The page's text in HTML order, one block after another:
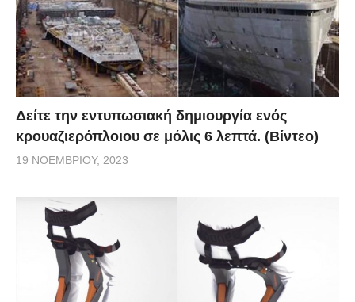
Δείτε την εντυπωσιακή δημιουργία ενός
κρουαζιερόπλοιου σε μόλις 6 λεπτά. (Βίντεο)
19 ΝΟΕΜΒΡΊΟΥ, 2023